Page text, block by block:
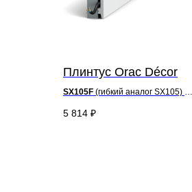
Плинтус Orac Décor
SX105F (гибкий аналог SX105)
5 814 ₽